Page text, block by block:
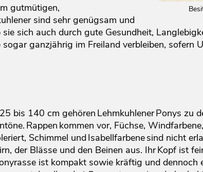
gutmütigen,
sind sehr genügsam und
sich auch durch gute Gesundheit,
ganzjährig im Freiland verbleiben, sofern
bis 140 cm gehören Lehmkuhlener Ponys zu
Rappen kommen vor, Füchse,
Schimmel und Isabellfarbene sind nicht
der Blässe und den Beinen aus. Ihr Kopf ist
ist kompakt sowie kräftig und dennoch